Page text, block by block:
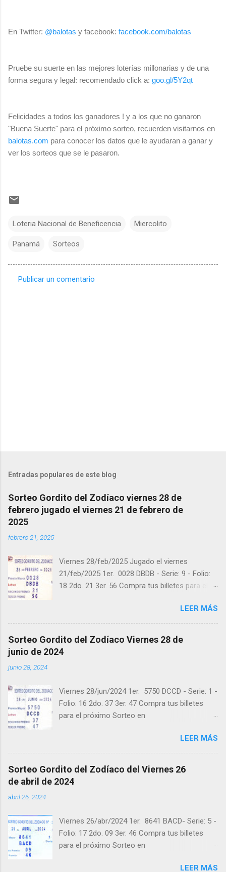
En Twitter: @balotas y facebook: facebook.com/balotas
Pruebe su suerte en las mejores loterías millonarias y de una
forma segura y legal: recomendado click a: goo.gl/5Y2qt
Felicidades a todos los ganadores ! y a los que no ganaron
"Buena Suerte" para el próximo sorteo, recuerden visitarnos en
balotas.com para conocer los datos que le ayudaran a ganar y
ver los sorteos que se le pasaron.
Loteria Nacional de Beneficencia Miercolito
Panamá Sorteos
Publicar un comentario
Entradas populares de este blog
Sorteo Gordito del Zodíaco viernes 28 de
febrero jugado el viernes 21 de febrero de
2025
febrero 21, 2025
Viernes 28/feb/2025 Jugado el viernes
21/feb/2025 1er. 0028 DBDB - Serie: 9 - Folio:
18 2do. 21 3er. 56 Compra tus billetes para el
instagram.com/balotas_panama - En Twitter:
@balotas y Facebook: facebook.com/balotas
"Buena Suerte" para el próximo sorteo,
recuerden visitarnos en balotas.com para
conocer los datos que le ayudaran a ganar y
LEER MÁS
Sorteo Gordito del Zodíaco Viernes 28 de
junio de 2024
junio 28, 2024
Viernes 28/jun/2024 1er. 5750 DCCD - Serie: 1 -
Folio: 16 2do. 37 3er. 47 Compra tus billetes
para el próximo Sorteo en
Instagram: instagram.com/balotas_panama -
En Twitter: @balotas y Facebook:
facebook.com/balotas Pruebe su suerte en las
próximo sorteo, recuerden visitarnos en
balotas.com para conocer los datos que le
ayudaran a ganar y ver los sorteos que se le
LEER MÁS
Sorteo Gordito del Zodíaco del Viernes 26
de abril de 2024
abril 26, 2024
Viernes 26/abr/2024 1er. 8641 BACD- Serie: 5 -
Folio: 17 2do. 09 3er. 46 Compra tus billetes
para el próximo Sorteo en
Instagram: instagram.com/balotas_panama -
LEER MÁS